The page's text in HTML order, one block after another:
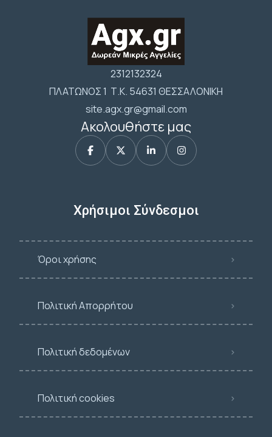
2312132324
ΠΛΑΤΩΝΟΣ 1 Τ.Κ. 54631 ΘΕΣΣΑΛΟΝΙΚΗ
site.agx.gr@gmail.com
Ακολουθήστε μας
Χρήσιμοι Σύνδεσμοι
Όροι χρήσης
Πολιτική Απορρήτου
Πολιτική δεδομένων
Πολιτική cookies